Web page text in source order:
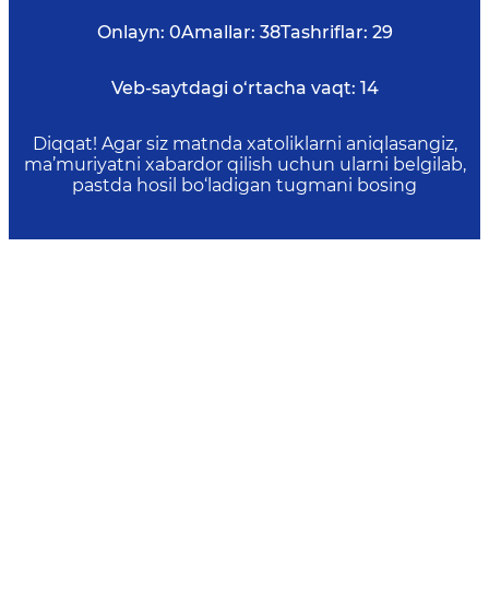
Onlayn: 0Amallar: 38Tashriflar: 29
Veb-saytdagi o‘rtacha vaqt: 14
Diqqat! Agar siz matnda xatoliklarni aniqlasangiz,
ma’muriyatni xabardor qilish uchun ularni belgilab,
pastda hosil bo‘ladigan tugmani bosing